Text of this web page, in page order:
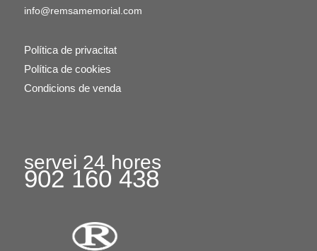
info@remsamemorial.com
Política de privacitat
Política de cookies
Condicions de venda
servei 24 hores
902 160 438